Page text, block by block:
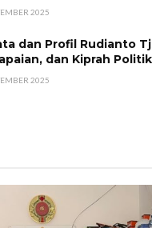
2025
dan Profil Rudianto
dan Kiprah Politik
2025